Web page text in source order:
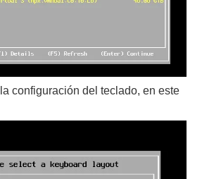
configuración del teclado, en este